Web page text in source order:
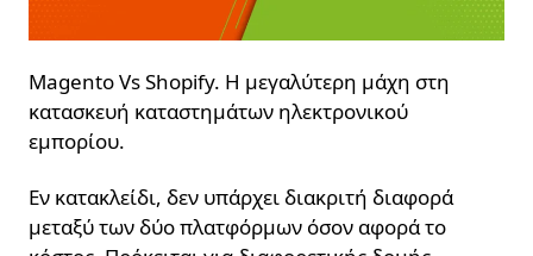
Magento Vs Shopify. Η μεγαλύτερη μάχη στη
κατασκευή καταστημάτων ηλεκτρονικού
εμπορίου.
Εν κατακλείδι, δεν υπάρχει διακριτή διαφορά
μεταξύ των δύο πλατφόρμων όσον αφορά το